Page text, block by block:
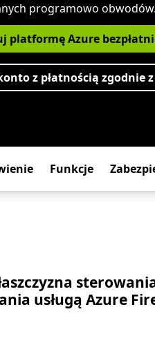
programowo obwodów.
platformę Azure
z płatnością zgodnie
Funkcje
usługą Azure